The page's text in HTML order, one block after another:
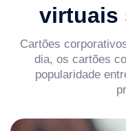
virtuais
Cartões
dia, os cartões
popularidade